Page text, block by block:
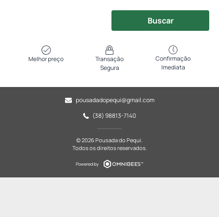
Buscar
Melhor preço
Transação
Segura
Confirmação
Imediata
pousadadopequi@gmail.com
(38) 98813-7140
© 2026 Pousada do Pequi.
Todos os direitos reservados.
Powered by